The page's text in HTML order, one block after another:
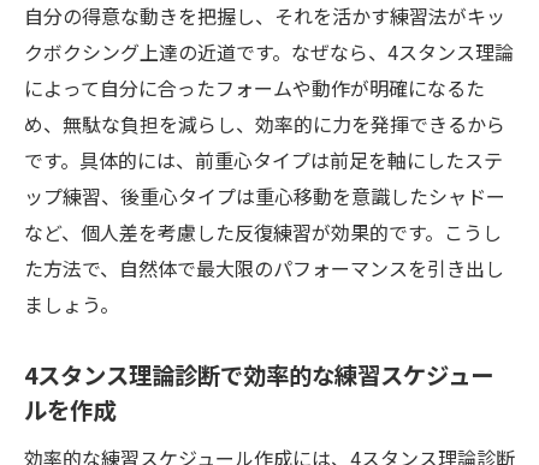
自分の得意な動きを把握し、それを活かす練習法がキッ
クボクシング上達の近道です。なぜなら、4スタンス理論
によって自分に合ったフォームや動作が明確になるた
め、無駄な負担を減らし、効率的に力を発揮できるから
です。具体的には、前重心タイプは前足を軸にしたステ
ップ練習、後重心タイプは重心移動を意識したシャドー
など、個人差を考慮した反復練習が効果的です。こうし
た方法で、自然体で最大限のパフォーマンスを引き出し
ましょう。
4スタンス理論診断で効率的な練習スケジュー
ルを作成
効率的な練習スケジュール作成には、4スタンス理論診断